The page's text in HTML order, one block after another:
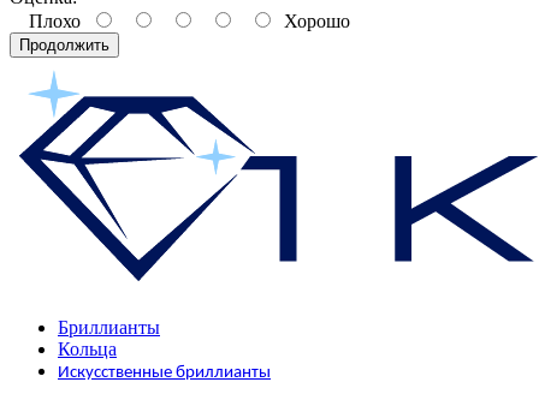
Плохо
Хорошо
Продолжить
Бриллианты
Кольца
Искусственные бриллианты